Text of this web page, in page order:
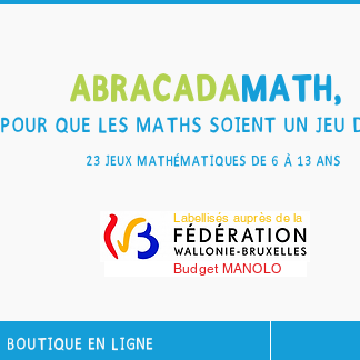
23 Jeux mathématiques de 6 à 13 ans
AbracadaMath,
Pour que les maths soient un jeu
Labellisés auprès de la
Budget MANOLO
Boutique en ligne